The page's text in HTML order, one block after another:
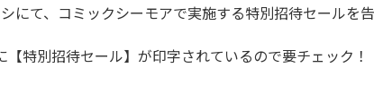
にて、コミックシーモアで実施する特別招待セールを
特別招待セール】が印字されているので要チェック！